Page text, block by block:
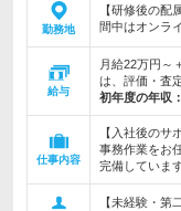
勤務地
【研修後の
間中はオンラ
給与
月給22万円～
は、評価・査
初年度の年収：
仕事内容
【入社後のサ
事務作業をお
完備しています
【未経験・